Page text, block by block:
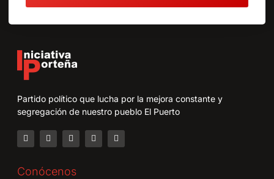
Partido político que lucha por la mejora constante y
segregación de nuestro pueblo El Puerto
Conócenos